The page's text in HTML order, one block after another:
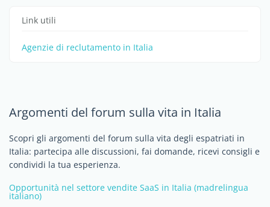
Link utili
Agenzie di reclutamento in Italia
Argomenti del forum sulla vita in Italia
Scopri gli argomenti del forum sulla vita degli espatriati in
Italia: partecipa alle discussioni, fai domande, ricevi consigli e
condividi la tua esperienza.
Opportunità nel settore vendite SaaS in Italia (madrelingua
italiano)